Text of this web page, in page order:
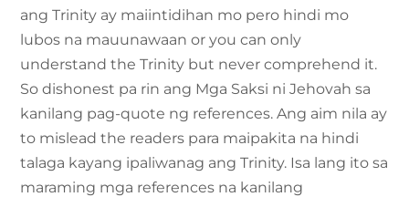
ang Trinity ay maiintidihan mo pero hindi mo
lubos na mauunawaan or you can only
understand the Trinity but never comprehend it.
So dishonest pa rin ang Mga Saksi ni Jehovah sa
kanilang pag-quote ng references. Ang aim nila ay
to mislead the readers para maipakita na hindi
talaga kayang ipaliwanag ang Trinity. Isa lang ito sa
maraming mga references na kanilang